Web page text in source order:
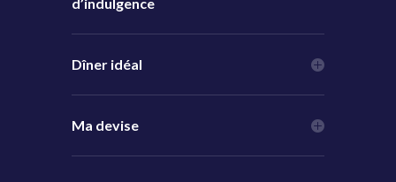
Dîner idéal
Ma devise